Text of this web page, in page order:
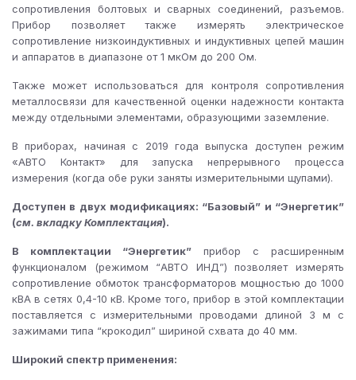
сопротивления болтовых и сварных соединений, разъемов.
Прибор позволяет также измерять электрическое
сопротивление низкоиндуктивных и индуктивных цепей машин
и аппаратов в диапазоне от 1 мкОм до 200 Ом.
Также может использоваться для контроля сопротивления
металлосвязи для качественной оценки надежности контакта
между отдельными элементами, образующими заземление.
В приборах, начиная с 2019 года выпуска доступен режим
«АВТО Контакт» для запуска непрерывного процесса
измерения (когда обе руки заняты измерительными щупами).
Доступен в двух модификациях: “Базовый” и “Энергетик”
(см. вкладку Комплектация).
В комплектации “Энергетик” прибор с расширенным
функционалом (режимом “АВТО ИНД”) позволяет измерять
сопротивление обмоток трансформаторов мощностью до 1000
кВА в сетях 0,4-10 кВ. Кроме того, прибор в этой комплектации
поставляется с измерительными проводами длиной 3 м с
зажимами типа “крокодил” шириной схвата до 40 мм.
Широкий спектр применения: